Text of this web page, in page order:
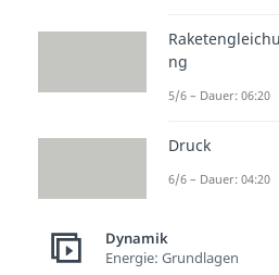
bewegen
auch nur in
Bei
du mit
Raketengleichu
ng
5/6 – Dauer: 06:20
Druck
6/6 – Dauer: 04:20
Dynamik
Energie: Grundlagen